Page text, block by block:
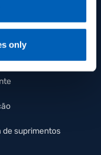
only
connosco
de suprimentos